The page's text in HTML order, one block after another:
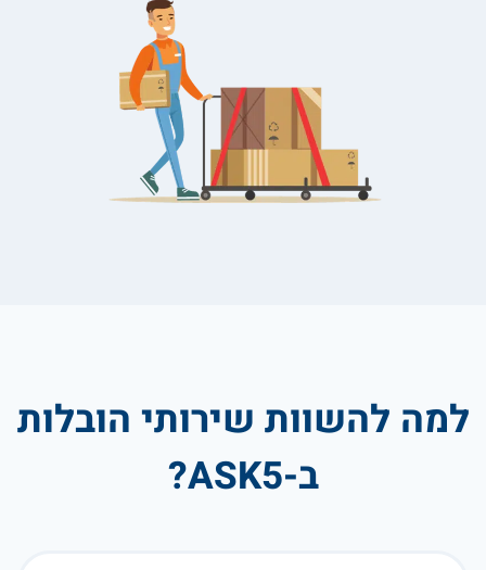
למה להשוות שירותי הובלות
ב-ASK5?